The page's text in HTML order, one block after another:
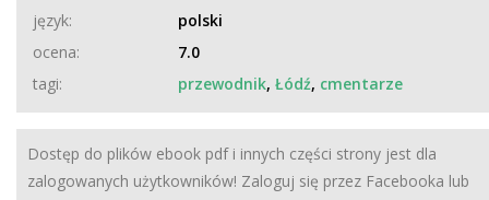
język:
polski
ocena:
7.0
tagi:
przewodnik, Łódź, cmentarze
Dostęp do plików ebook pdf i innych części strony jest dla
zalogowanych użytkowników! Zaloguj się przez Facebooka lub